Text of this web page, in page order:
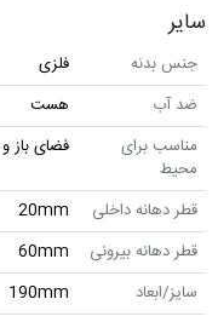
سایر
جنس بدنه
فلزی
ضد آب
هست
مناسب برای
محیط
فضای باز
قطر دهانه داخلی
20mm
قطر دهانه بیرونی
60mm
سایز/ابعاد
190mm